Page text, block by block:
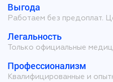
Выгода
Работаем без предоплат.
Легальность
Только официальные
Профессионализм
Квалифицированные и